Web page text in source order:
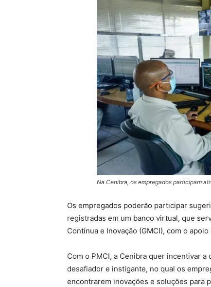
Na Cenibra, os empregados participam
Os empregados poderão participar
registradas em um banco virtual, que
Contínua e Inovação (GMCI), com o
Com o PMCI, a Cenibra quer incentivar
desafiador e instigante, no qual os
encontrarem inovações e soluções para